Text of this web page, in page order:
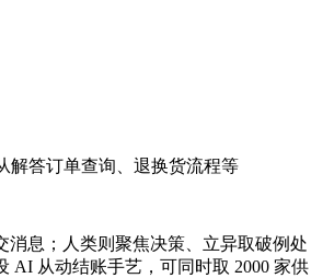
解答订单查询、退换货流程等
息；人类则聚焦决策、立异取破例处
AI 从动结账手艺，可同时取 2000 家供